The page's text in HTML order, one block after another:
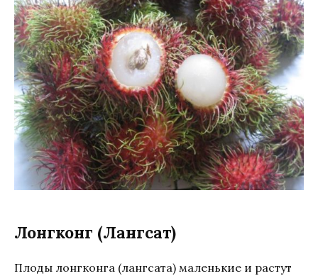
Лонгконг (Лангсат)
Плоды лонгконга (лангсата) маленькие и растут